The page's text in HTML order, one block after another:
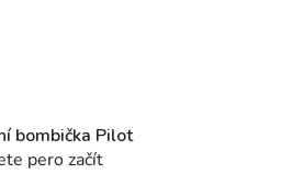
bombička Pilot
pero začít